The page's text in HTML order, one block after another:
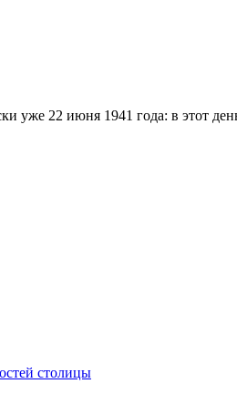
уже 22 июня 1941 года: в этот
столицы